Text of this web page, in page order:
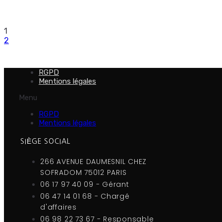
1
2
la
RGPD
Mentions légales
Menu
RGPD
Mentions légales
SIÈGE SOCIAL
266 AVENUE DAUMESNIL CHEZ
SOFRADOM 75012 PARIS
06 17 97 40 09 - Gérant
06 47 14 01 68 - Chargé
d'affaires
06 98 22 73 67 - Responsable